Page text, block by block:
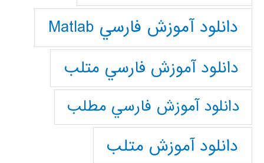
دانلود آموزش فارسي Matlab
دانلود آموزش فارسي متلب
دانلود آموزش فارسي مطلب
دانلود آموزش متلب